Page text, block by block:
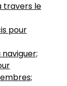
travers le
pour